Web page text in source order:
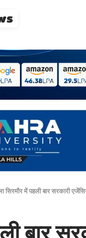
सिरमौर में पहली बार सरकारी
बार